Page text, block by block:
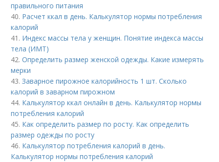
правильного питания
40. Расчет ккал в день. Калькулятор нормы потребления
калорий
41. Индекс массы тела у женщин. Понятие индекса массы
тела (ИМТ)
42.Определить размер женской одежды. Какие измерять
мерки
43.Заварное пирожное калорийность 1 шт. Сколько
калорий в заварном пирожном
44. Калькулятор ккал онлайн в день. Калькулятор нормы
потребления калорий
45. Как определить размер по росту. Как определить
размер одежды по росту
46. Калькулятор потребления калорий в день.
Калькулятор нормы потребления калорий